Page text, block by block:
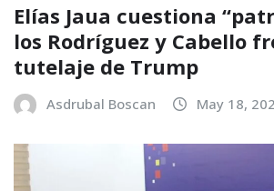
Elías Jaua cuestiona
los Rodríguez y Cabello
tutelaje de Trump
Asdrubal Boscan May 18,